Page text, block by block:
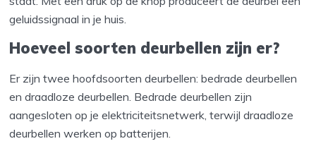
geluidssignaal in je huis.
Hoeveel soorten deurbellen zijn er?
Er zijn twee hoofdsoorten deurbellen: bedrade deurbellen
en draadloze deurbellen. Bedrade deurbellen zijn
aangesloten op je elektriciteitsnetwerk, terwijl draadloze
deurbellen werken op batterijen.